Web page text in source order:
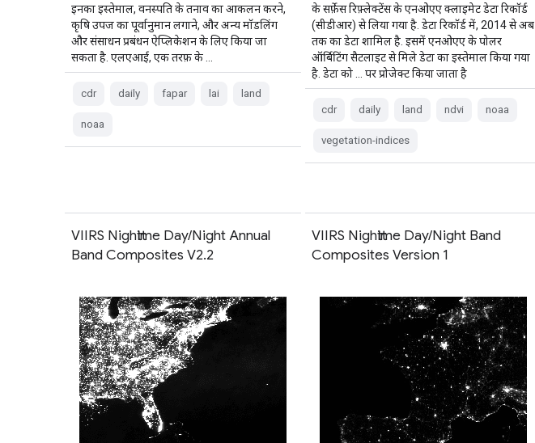
इनका इस्तेमाल, वनस्पति के तनाव का आकलन करने,
कृषि उपज का पूर्वानुमान लगाने, और अन्य मॉडलिंग
और संसाधन प्रबंधन ऐप्लिकेशन के लिए किया जा
सकता है. एलएआई, एक तरफ़ के …
cdr daily fapar lai land
noaa
के सर्फ़ेस रिफ़्लेक्टेंस के एनओएए क्लाइमेट डेटा रिकॉर्ड
(सीडीआर) से लिया गया है. डेटा रिकॉर्ड में, 2014 से अब
तक का डेटा शामिल है. इसमें एनओएए के पोलर
ऑर्बिटिंग सैटलाइट से मिले डेटा का इस्तेमाल किया गया
है. डेटा को … पर प्रोजेक्ट किया जाता है
cdr daily land ndvi noaa
vegetation-indices
VIIRS Nighttime Day/Night Annual
Band Composites V2.2
VIIRS Nighttime Day/Night Band
Composites Version 1